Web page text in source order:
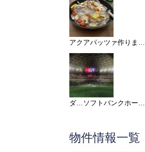
アクアパッツァ作りま…
ダ…ソフトバンクホー…
物件情報一覧